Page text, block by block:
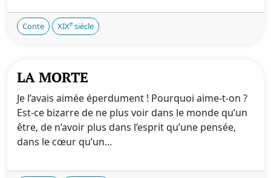
Conte XIXe siècle
LA MORTE
Je l’avais aimée éperdument ! Pourquoi aime-t-on ?
Est-ce bizarre de ne plus voir dans le monde qu’un
être, de n’avoir plus dans l’esprit qu’une pensée,
dans le cœur qu’un...